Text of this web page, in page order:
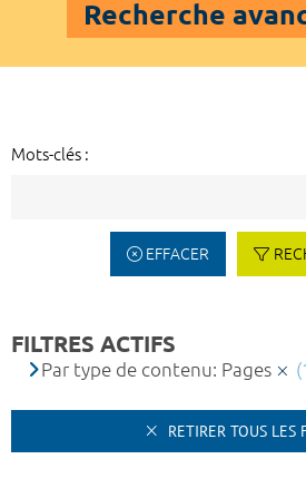
Recherche
Mots-clés :
EFFACER
FILTRES ACTIFS
Par type de contenu: Pages
RETIRER TOUS LES